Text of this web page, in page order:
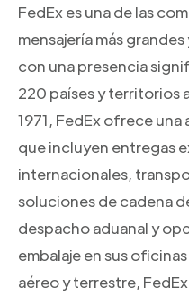
FedEx es una de las
mensajería más
con una presencia
220 países y territorios
1971, FedEx ofrece una
que incluyen entregas
internacionales,
soluciones de cadena
despacho aduanal y
embalaje en sus
aéreo y terrestre,